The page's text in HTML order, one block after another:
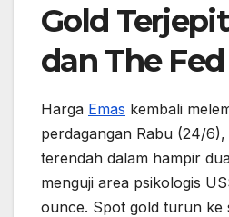
Gold
dan The Fed
Harga Emas kembali
perdagangan Rabu (24/
terendah dalam hampir
menguji area psikologis
ounce. Spot gold turun ke